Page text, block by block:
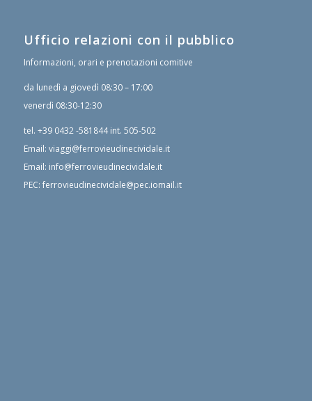
Ufficio relazioni con il pubblico
Informazioni, orari e prenotazioni comitive
da lunedì a giovedì 08:30 – 17:00
venerdì 08:30-12:30
tel. +39 0432 -581844int. 505-502
Email: viaggi@ferrovieudinecividale.it
Email: info@ferrovieudinecividale.it
PEC: ferrovieudinecividale@pec.iomail.it